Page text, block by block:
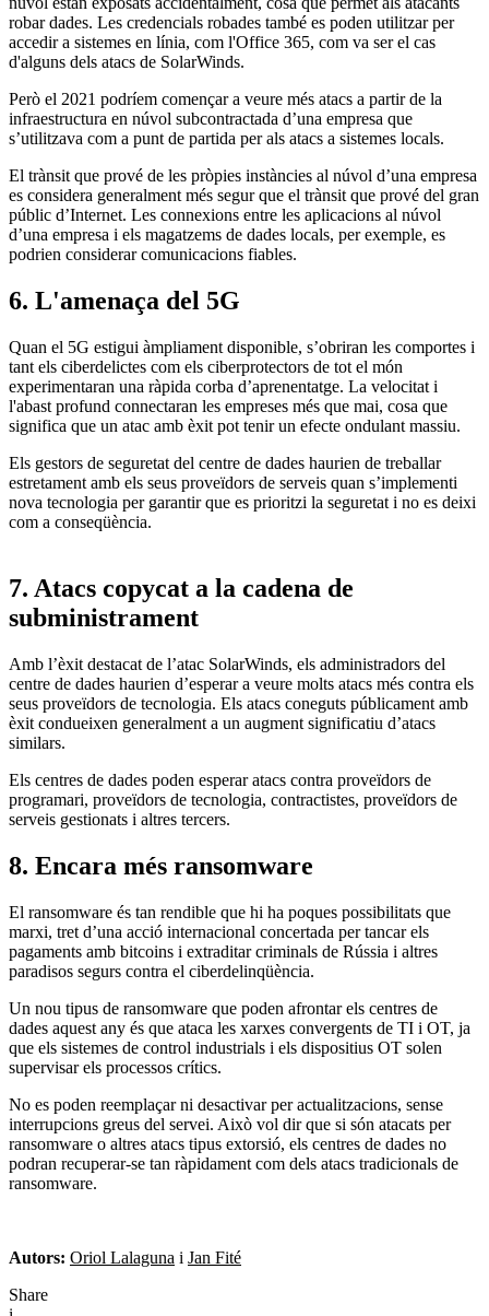
robar dades. Les credencials robades també es poden utilitzar per
accedir a sistemes en línia, com l'Office 365, com va ser el cas
d'alguns dels atacs de SolarWinds.
Però el 2021 podríem començar a veure més atacs a partir de la
infraestructura en núvol subcontractada d’una empresa que
s’utilitzava com a punt de partida per als atacs a sistemes locals.
El trànsit que prové de les pròpies instàncies al núvol d’una empresa
es considera generalment més segur que el trànsit que prové del gran
públic d’Internet. Les connexions entre les aplicacions al núvol
d’una empresa i els magatzems de dades locals, per exemple, es
podrien considerar comunicacions fiables.
6. L'amenaça del 5G
Quan el 5G estigui àmpliament disponible, s’obriran les comportes i
tant els ciberdelictes com els ciberprotectors de tot el món
experimentaran una ràpida corba d’aprenentatge. La velocitat i
l'abast profund connectaran les empreses més que mai, cosa que
significa que un atac amb èxit pot tenir un efecte ondulant massiu.
Els gestors de seguretat del centre de dades haurien de treballar
estretament amb els seus proveïdors de serveis quan s’implementi
nova tecnologia per garantir que es prioritzi la seguretat i no es deixi
com a conseqüència.
7. Atacs copycat a la cadena de
subministrament
Amb l’èxit destacat de l’atac SolarWinds, els administradors del
centre de dades haurien d’esperar a veure molts atacs més contra els
seus proveïdors de tecnologia. Els atacs coneguts públicament amb
èxit condueixen generalment a un augment significatiu d’atacs
similars.
Els centres de dades poden esperar atacs contra proveïdors de
programari, proveïdors de tecnologia, contractistes, proveïdors de
serveis gestionats i altres tercers.
8. Encara més ransomware
El ransomware és tan rendible que hi ha poques possibilitats que
marxi, tret d’una acció internacional concertada per tancar els
pagaments amb bitcoins i extraditar criminals de Rússia i altres
paradisos segurs contra el ciberdelinqüència.
Un nou tipus de ransomware que poden afrontar els centres de
dades aquest any és que ataca les xarxes convergents de TI i OT, ja
que els sistemes de control industrials i els dispositius OT solen
supervisar els processos crítics.
No es poden reemplaçar ni desactivar per actualitzacions, sense
interrupcions greus del servei. Això vol dir que si són atacats per
ransomware o altres atacs tipus extorsió, els centres de dades no
podran recuperar-se tan ràpidament com dels atacs tradicionals de
ransomware.
Autors: Oriol Lalaguna i Jan Fité
Share